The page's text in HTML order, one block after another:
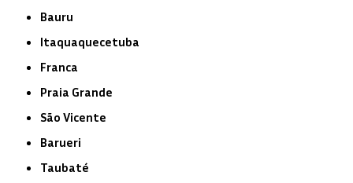
Bauru
Itaquaquecetuba
Franca
Praia Grande
São Vicente
Barueri
Taubaté